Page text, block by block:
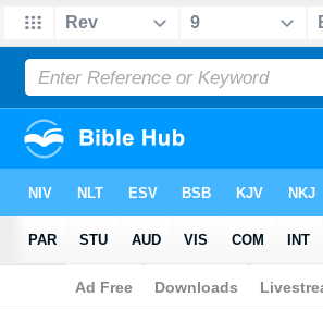
>Italian: Riveduta Bible (1927) > Revelation 9